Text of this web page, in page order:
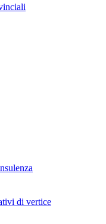
di vertice